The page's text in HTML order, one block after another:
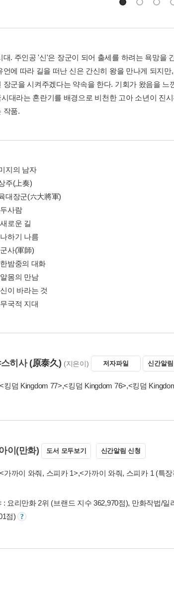
대. 주인공 '신'은 장군이 되어 출세를 하려는 욕망을
언에 따라 길을 떠난 신은 간신히 왕을 만나게 되지
장군을 시켜주겠다는 약속을 한다. 기회가 왔음을
대라는 혼란기를 배경으로 비천한 고아 소년이 진
작품.
지의 남자
주(上奏)
대장군(六大將軍)
사람
로운 길
하기 나름
사(軍師)
밤중의 대화
몸의 만남
이 바라는 것
국적 지대
히사(原泰久) (지은이) 저자파일 신간알
<킹덤 Kingdom 77>,<킹덤 Kingdom 76>,<킹덤
이(만화) 도서 모두보기 신간알림 신청
<가까이 와줘, 스피카 1>,<가까이 와줘, 스피카 1 (특장
: 요리만화 2위 (브랜드 지수 362,970점), 만화작법/
점)